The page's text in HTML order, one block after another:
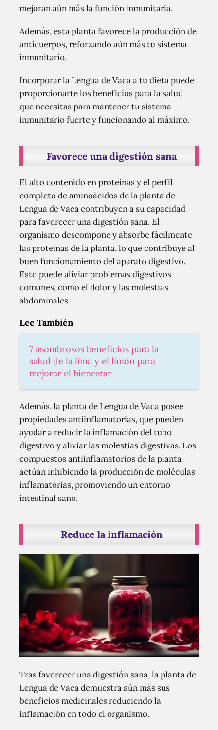
mejoran aún más la función inmunitaria.
Además, esta planta favorece la producción de
anticuerpos, reforzando aún más tu sistema
inmunitario.
Incorporar la Lengua de Vaca a tu dieta puede
proporcionarte los beneficios para la salud
que necesitas para mantener tu sistema
inmunitario fuerte y funcionando al máximo.
Favorece una digestión sana
El alto contenido en proteínas y el perfil
completo de aminoácidos de la planta de
Lengua de Vaca contribuyen a su capacidad
para favorecer una digestión sana. El
organismo descompone y absorbe fácilmente
las proteínas de la planta, lo que contribuye al
buen funcionamiento del aparato digestivo.
Esto puede aliviar problemas digestivos
comunes, como el dolor y las molestias
abdominales.
Lee También
7 asombrosos beneficios para la
salud de la lima y el limón para
mejorar el bienestar
Además, la planta de Lengua de Vaca posee
propiedades antiinflamatorias, que pueden
ayudar a reducir la inflamación del tubo
digestivo y aliviar las molestias digestivas. Los
compuestos antiinflamatorios de la planta
actúan inhibiendo la producción de moléculas
inflamatorias, promoviendo un entorno
intestinal sano.
Reduce la inflamación
Tras favorecer una digestión sana, la planta de
Lengua de Vaca demuestra aún más sus
beneficios medicinales reduciendo la
inflamación en todo el organismo.